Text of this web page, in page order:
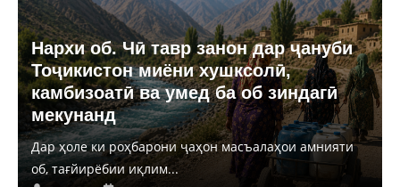
Нархи об. Чӣ тавр занон дар ҷануби
Тоҷикистон миёни хушксолӣ,
камбизоатӣ ва умед ба об зиндагӣ
мекунанд
Дар ҳоле ки роҳбарони ҷаҳон масъалаҳои амнияти
об, тағйирёбии иқлим...